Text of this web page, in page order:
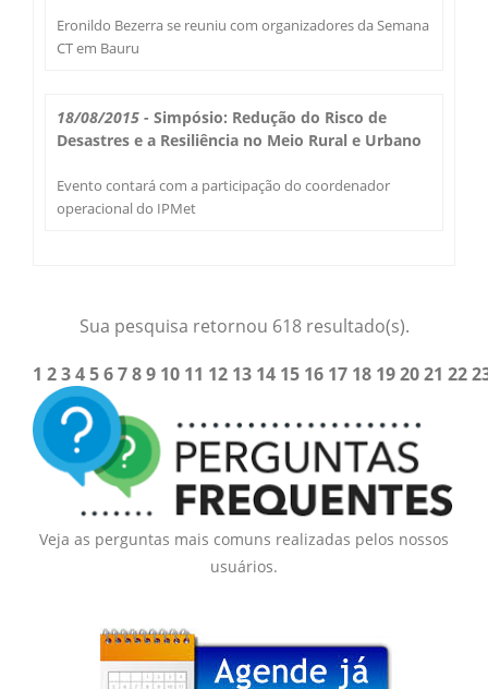
Eronildo Bezerra se reuniu com organizadores da Semana
CT em Bauru
18/08/2015 - Simpósio: Redução do Risco de
Desastres e a Resiliência no Meio Rural e Urbano
Evento contará com a participação do coordenador
operacional do IPMet
Sua pesquisa retornou 618 resultado(s).
1 23456789 10 11 12 13 14 15 16 17 18 192021 22
Veja as perguntas mais comuns realizadas pelos nossos
usuários.